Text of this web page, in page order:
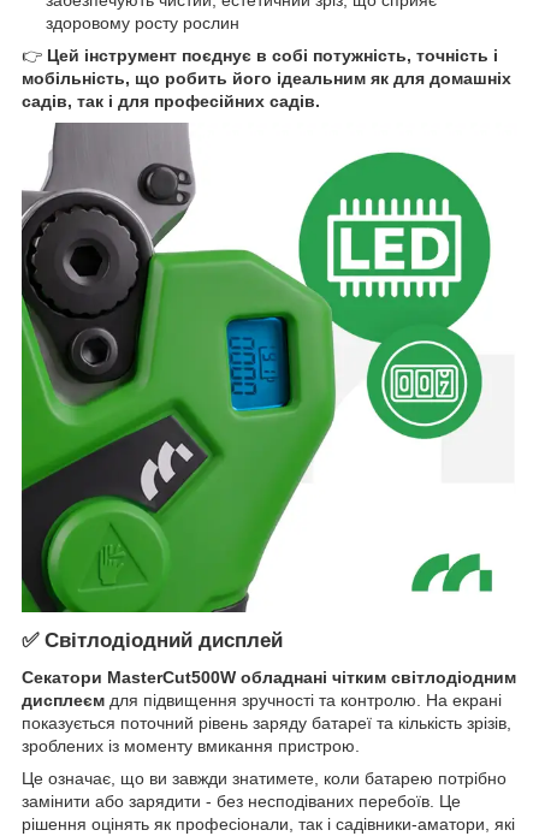
здоровому росту рослин
👉 Цей інструмент поєднує в собі потужність, точність і
мобільність, що робить його ідеальним як для домашніх
садів, так і для професійних садів.
✅ Світлодіодний дисплей
Секатори MasterCut500W обладнані чітким світлодіодним
дисплеєм для підвищення зручності та контролю. На екрані
показується поточний рівень заряду батареї та кількість зрізів,
зроблених із моменту вмикання пристрою.
Це означає, що ви завжди знатимете, коли батарею потрібно
замінити або зарядити - без несподіваних перебоїв. Це
рішення оцінять як професіонали, так і садівники-аматори, які